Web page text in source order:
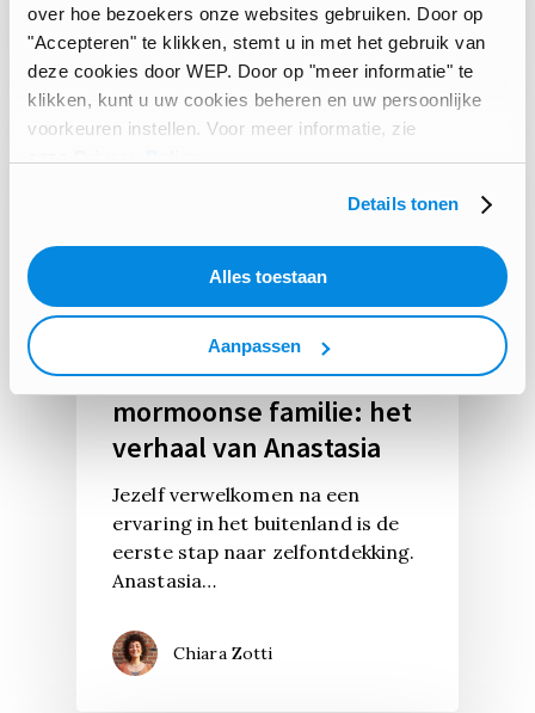
over hoe bezoekers onze websites gebruiken. Door op
"Accepteren" te klikken, stemt u in met het gebruik van
deze cookies door WEP. Door op "meer informatie" te
klikken, kunt u uw cookies beheren en uw persoonlijke
voorkeuren instellen. Voor meer informatie, zie
Details tonen
Alles toestaan
Aanpassen
Sara Nosenzo
Leven met een
mormoonse familie: het
verhaal van Anastasia
Jezelf verwelkomen na een
ervaring in het buitenland is de
eerste stap naar zelfontdekking.
Anastasia…
Chiara Zotti